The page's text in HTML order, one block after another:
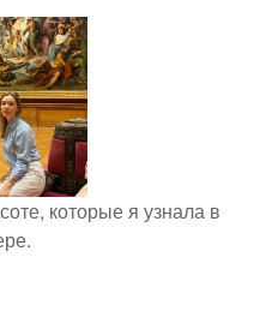
которые я узнала в